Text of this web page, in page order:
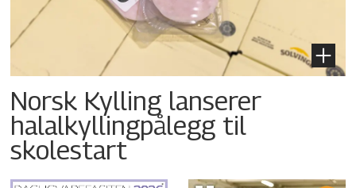
Norsk Kylling lanserer
halalkyllingpålegg til
skolestart